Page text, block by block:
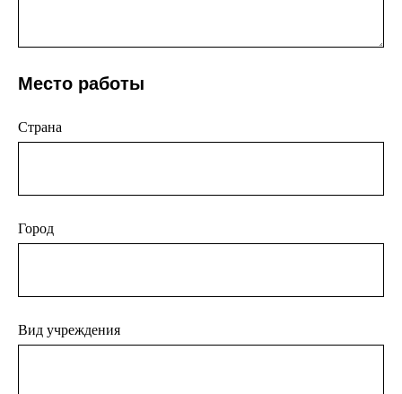
Место работы
Страна
Город
Вид учреждения